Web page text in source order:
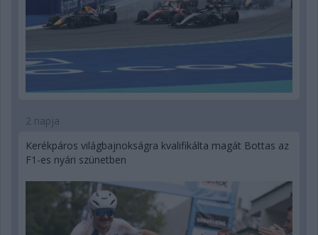
2 napja
Kerékpáros világbajnokságra kvalifikálta magát Bottas az
F1-es nyári szünetben